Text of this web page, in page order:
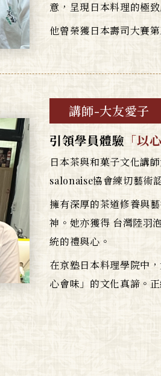
意，呈現日本料理的極致
他曾榮獲日本壽司大賽
講師-大友愛子
引領學員體驗 「以
日本茶與和菓子文化講
salonaise協會練切藝術
擁有深厚的茶道修養與
神。她亦獲得 台灣陸羽
統的禮與心。
在京塾日本料理學院中
心會味」的文化真諦。